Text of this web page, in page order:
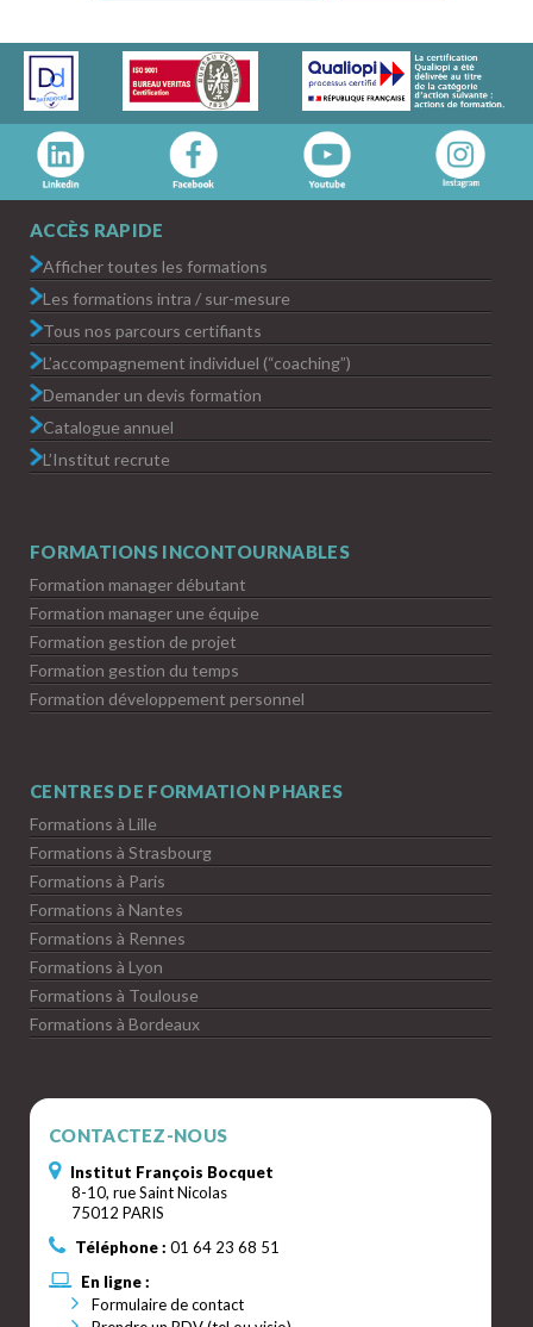
ACCÈS RAPIDE
Afficher toutes les formations
Les formations intra / sur-mesure
Tous nos parcours certifiants
L’accompagnement individuel (“coaching”)
Demander un devis formation
Catalogue annuel
L’Institut recrute
FORMATIONS INCONTOURNABLES
Formation manager débutant
Formation manager une équipe
Formation gestion de projet
Formation gestion du temps
Formation développement personnel
CENTRES DE FORMATION PHARES
Formations à Lille
Formations à Strasbourg
Formations à Paris
Formations à Nantes
Formations à Rennes
Formations à Lyon
Formations à Toulouse
Formations à Bordeaux
CONTACTEZ-NOUS
Institut François Bocquet
8-10, rue Saint Nicolas
75012 PARIS
Téléphone : 01 64 23 68 51
En ligne :
Formulaire de contact